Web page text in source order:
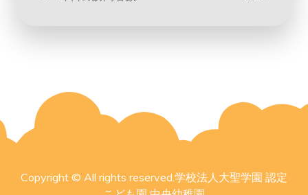
Copyright © All rights reserved.学校法人大聖学園 認定